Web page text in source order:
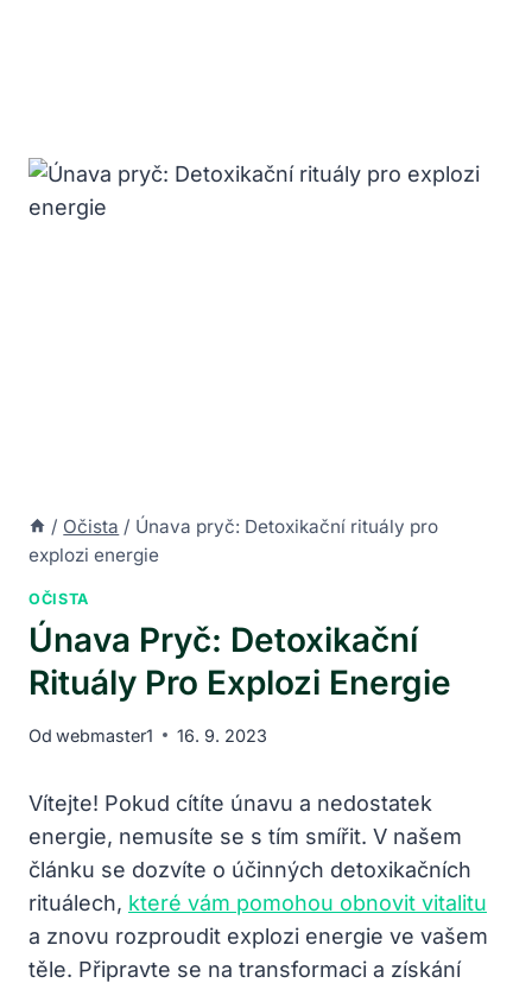
/ Očista / Únava pryč: Detoxikační rituály pro
explozi energie
OČISTA
Únava Pryč: Detoxikační
Rituály Pro Explozi Energie
Od webmaster1 16. 9. 2023
Vítejte! Pokud cítíte únavu a nedostatek
energie, nemusíte se s tím smířit. ⁢V našem
‌článku se dozvíte o účinných detoxikačních
rituálech, které vám pomohou obnovit vitalitu
a znovu rozproudit explozi energie ve vašem
těle. Připravte se na transformaci a získání